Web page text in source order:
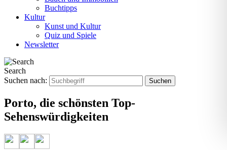
Buchtipps
Kultur
Kunst und Kultur
Quiz und Spiele
Newsletter
Search
Suchen nach:
Porto, die schönsten Top-
Sehenswürdigkeiten